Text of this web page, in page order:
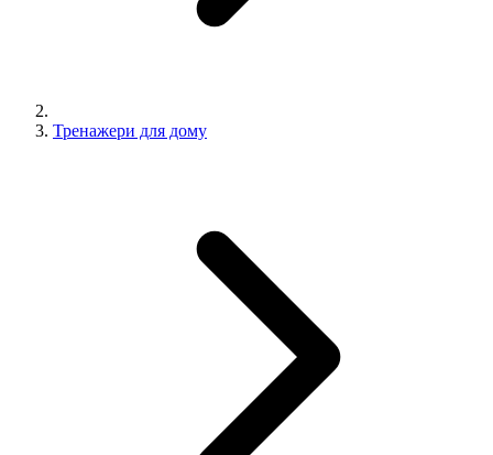
Тренажери для дому